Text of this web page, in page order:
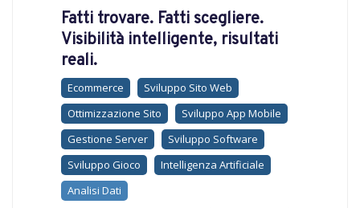
Fatti trovare. Fatti scegliere.
Visibilità intelligente, risultati
reali.
Ecommerce
Sviluppo Sito Web
Ottimizzazione Sito
Sviluppo App Mobile
Gestione Server
Sviluppo Software
Sviluppo Gioco
Intelligenza Artificiale
Analisi Dati